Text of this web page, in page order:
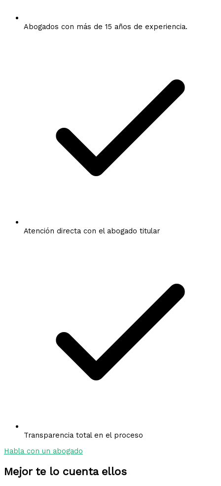
Abogados con más de 15 años de experiencia.
Atención directa con el abogado titular
Transparencia total en el proceso
Habla con un abogado
Mejor te lo cuenta ellos